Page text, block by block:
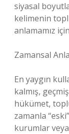
siyasal
kelimenin
anlamamız
Zamansal
En yaygın
kalmış,
hükümet,
zamanla
kurumlar veya